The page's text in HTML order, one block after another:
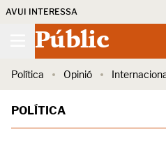
AVUI INTERESSA
Públic
Política Opinió
POLÍTICA